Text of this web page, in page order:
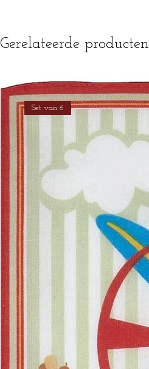
Gerelateerde producten
Set van 6